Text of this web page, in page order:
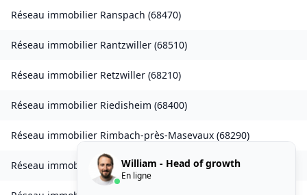
Réseau immobilier Ranspach (68470)
Réseau immobilier Rantzwiller (68510)
Réseau immobilier Retzwiller (68210)
Réseau immobilier Riedisheim (68400)
Réseau immobilier Rimbach-près-Masevaux (68290)
Réseau immobilierRorschwihr( 68590)
William - Head of growth
En ligne